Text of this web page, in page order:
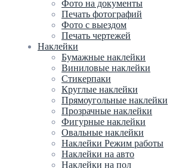
Фото на документы
Печать фотографий
Фото с выездом
Печать чертежей
Наклейки
Бумажные наклейки
Виниловые наклейки
Стикерпаки
Круглые наклейки
Прямоугольные наклейки
Прозрачные наклейки
Фигурные наклейки
Овальные наклейки
Наклейки Режим работы
Наклейки на авто
Наклейки на пол